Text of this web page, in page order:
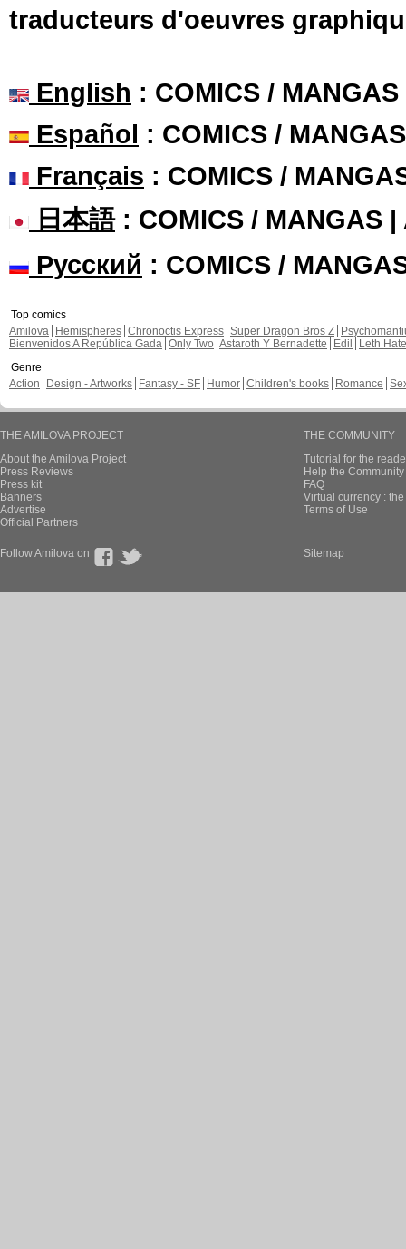
traducteurs d'oeuvres
English : COMICS /
Español : COMICS /
Français : COMICS /
日本語: COMICS / MANGAS |
Русский : COMICS /
Top comics
Amilova
Hemispheres Chronoctis Express Super Dragon Bros Z
Bienvenidos A República Gada Only Two Astaroth Y Bernadette Edil
Leth Hate
Genre
Action
Design - Artworks Fantasy - SF Humor Children's books Romance
THE AMILOVA PROJECT
About the Amilova Project
Press Reviews
Press kit
Banners
Advertise
Official Partners
THE COMMUNITY
Tutorial for the
Help the
FAQ
Virtual currency :
Terms of Use
Follow Amilova on Sitemap